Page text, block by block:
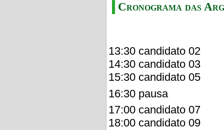
Cronograma das
13:30 candidato 02
14:30 candidato 03
15:30 candidato 05
16:30 pausa
17:00 candidato 07
18:00 candidato 09